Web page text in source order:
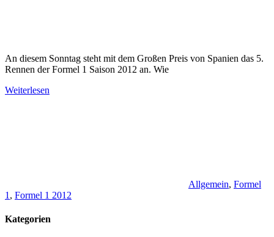
An diesem Sonntag steht mit dem Großen Preis von Spanien das 5.
Rennen der Formel 1 Saison 2012 an. Wie
Weiterlesen
Allgemein, Formel
1 , Formel 1 2012
Kategorien